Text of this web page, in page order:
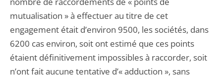
mutualisation » à effectuer au titre de cet
engagement était d’environ 9500, les sociétés, dans
6200 cas environ, soit ont estimé que ces points
étaient définitivement impossibles à raccorder, soit
n’ont fait aucune tentative d’« adduction », sans